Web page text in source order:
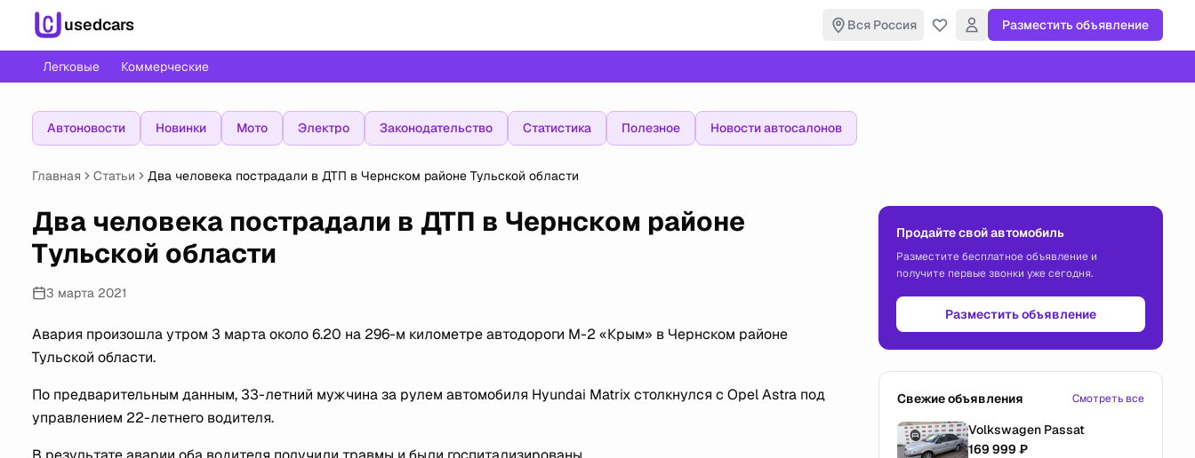
usedcars Вся Россия Разместить объявление
Легковые Коммерческие
Автоновости Новинки Мото Электро Законодательство Статистика Полезное Новости автосалонов
Главная Статьи Два человека пострадали в ДТП в Чернском районе Тульской области
Два человека пострадали в ДТП в Чернском районе
Тульской области
3 марта 2021
Авария произошла утром 3 марта около 6.20 на 296-м километре автодороги М-2 «Крым» в Чернском районе
Тульской области.
По предварительным данным, 33-летний мужчина за рулем автомобиля Hyundai Matrix столкнулся с Opel Astra под
управлением 22-летнего водителя.
Продайте свой автомобиль
Разместите бесплатное объявление и
получите первые звонки уже сегодня.
Разместить объявление
Свежие объявления Смотреть все
Volkswagen Passat
169 999 ₽